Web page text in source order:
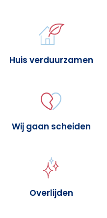
Huis verduurzamen
Wij gaan scheiden
Overlijden